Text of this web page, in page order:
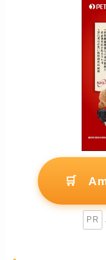
🛒
PR